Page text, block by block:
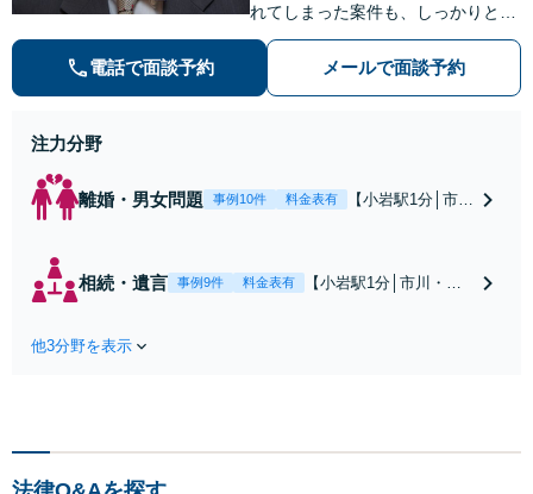
れてしまった案件も、しっかりと面
談し、法的アドバイスをいたします
【解決実績約1000件】豊富な離婚調
停・裁判実績あり【不動産業界出
電話で面談予約 メールで面談予約
注力分野
離婚・男女問題 事例10件 料金表有
【小岩駅1分│市
回避、裁判提起前
の和解、子の認知
相続・遺言 事例9件 料金表有
【小岩駅1分│市川・船
しい地域の皆さまも、
他3分野を表示